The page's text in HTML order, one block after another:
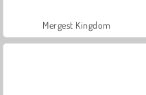
Mergest Kingdom